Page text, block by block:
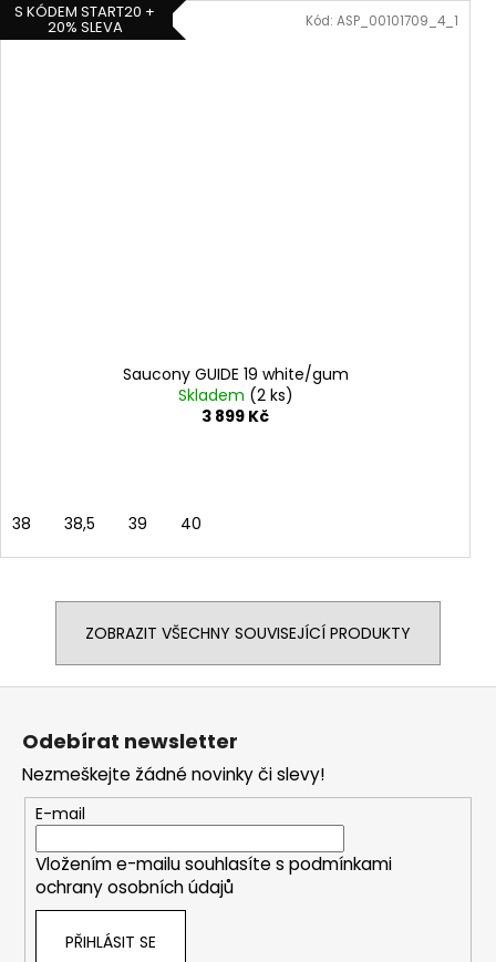
S KÓDEM START20 +
20% SLEVA
Saucony GUIDE 19 white/gum
Skladem (2 ks)
3 899 Kč
38 38,5 39 40
Kód: ASP_00101709_4_1
ZOBRAZIT VŠECHNY SOUVISEJÍCÍ PRODUKTY
Odebírat newsletter
Nezmeškejte žádné novinky či slevy!
E-mail
Vložením e-mailu souhlasíte s podmínkami
ochrany osobních údajů
PŘIHLÁSIT SE